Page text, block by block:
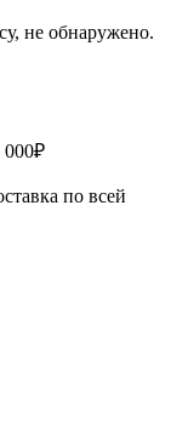
не обнаружено.
000₽
по всей